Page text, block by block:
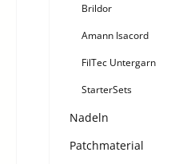
Brildor
Amann Isacord
FilTec Untergarn
StarterSets
Nadeln
Patchmaterial